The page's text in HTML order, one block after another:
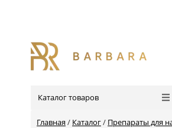
Каталог товаров
Главная / Каталог/ Препараты для